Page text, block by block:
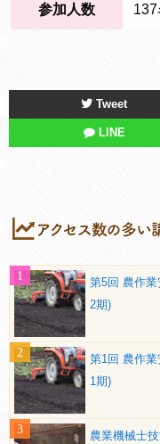
参加人数 137
Tweet
LINE
第5回 農作
2期)
第1回 農作
1期)
農業機械士